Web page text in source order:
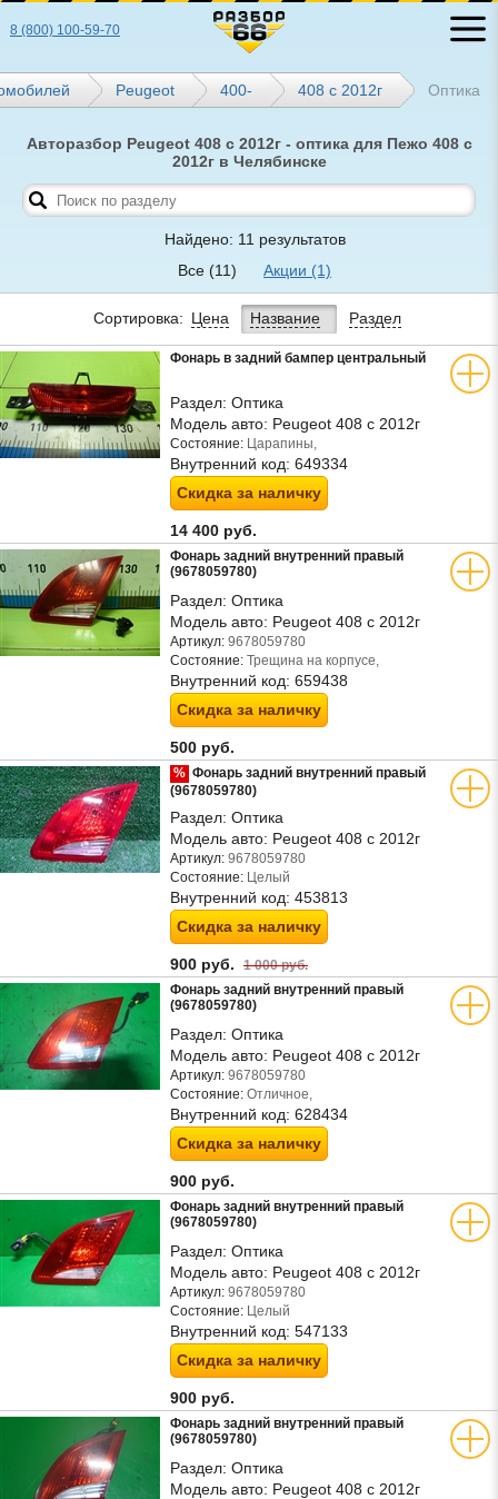
8 (800) 100-59-70
Peugeot 400- 408 с 2012г Оптика
Авторазбор Peugeot 408 с 2012г - оптика для Пежо 408 с
2012г в Челябинске
Найдено: 11 результатов
Все (11) Акции (1)
Сортировка: Цена Название Раздел
Фонарь в задний бампер центральный
Раздел: Оптика
Модель авто: Peugeot 408 с 2012г
Состояние: Царапины,
Внутренний код: 649334
Скидка за наличку
14 400 руб.
Фонарь задний внутренний правый
(9678059780)
Раздел: Оптика
Модель авто: Peugeot 408 с 2012г
Артикул: 9678059780
Состояние: Трещина на корпусе,
Внутренний код: 659438
Скидка за наличку
500 руб.
% Фонарь задний внутренний правый
(9678059780)
Раздел: Оптика
Модель авто: Peugeot 408 с 2012г
Артикул: 9678059780
Состояние: Целый
Внутренний код: 453813
Скидка за наличку
900 руб. 1 000 руб.
Фонарь задний внутренний правый
(9678059780)
Раздел: Оптика
Модель авто: Peugeot 408 с 2012г
Артикул: 9678059780
Состояние: Отличное,
Внутренний код: 628434
Скидка за наличку
900 руб.
Фонарь задний внутренний правый
(9678059780)
Раздел: Оптика
Модель авто: Peugeot 408 с 2012г
Артикул: 9678059780
Состояние: Целый
Внутренний код: 547133
Скидка за наличку
900 руб.
Фонарь задний внутренний правый
(9678059780)
Раздел: Оптика
Модель авто: Peugeot 408 с 2012г